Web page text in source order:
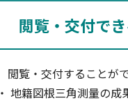
閲覧・交付で
閲覧・交付することが
・ 地籍図根三角測量の成